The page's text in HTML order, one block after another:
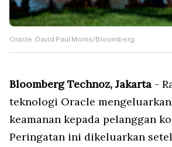
Oracle. David Paul Morris/Bloomberg
Bloomberg Technoz, Jakarta -
teknologi Oracle⁠
keamanan kepada pelanggan
Peringatan ini dikeluarkan